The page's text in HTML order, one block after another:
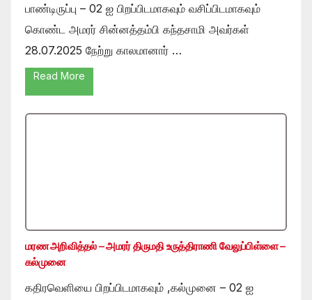
பாண்டிருப்பு – 02 ஐ பிறப்பிடமாகவும் வசிப்பிடமாகவும்
கொண்ட அமரர் சின்னத்தம்பி கந்தசாமி அவர்கள்
28.07.2025 நேற்று காலமானார் …
Read More
மரண அறிவித்தல் – அமரர் திருமதி உருத்திராணி வேலுப்பிள்ளை –
கல்முனை
கதிரவெளியை பிறப்பிடமாகவும் ,கல்முனை – 02 ஐ